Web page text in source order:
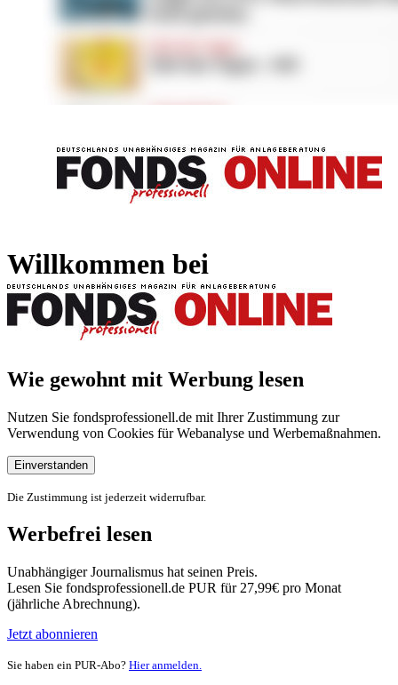
Willkommen bei
Wie gewohnt mit Werbung lesen
Nutzen Sie fondsprofessionell.de mit Ihrer Zustimmung zur
Verwendung von Cookies für Webanalyse und Werbemaßnahmen.
Einverstanden
Die Zustimmung ist jederzeit widerrufbar.
Werbefrei lesen
Unabhängiger Journalismus hat seinen Preis.
Lesen Sie fondsprofessionell.de PUR für 27,99€ pro Monat
(jährliche Abrechnung).
Jetzt abonnieren
Sie haben ein PUR-Abo? Hier anmelden.